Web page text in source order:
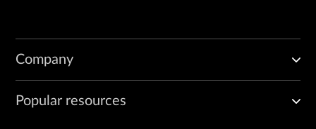
Company
Popular resources